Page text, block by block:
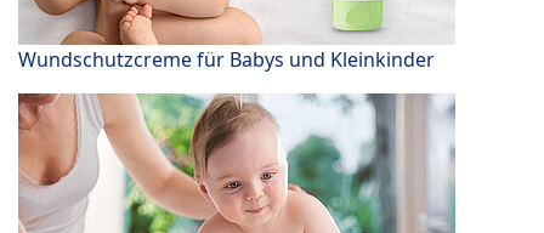
Wundschutzcreme für Babys und Kleinkinder